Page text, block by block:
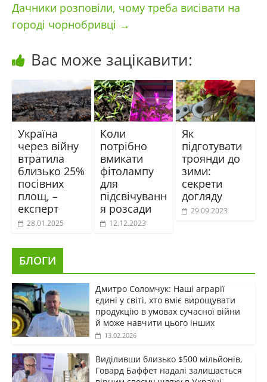
Дачники розповіли, чому треба висівати на
городі чорнобривці →
Вас може зацікавити:
Україна
через війну
втратила
близько 25%
посівних
площ, –
експерт
28.01.2025
Коли
потрібно
вмикати
фітолампу
для
підсвічуванн
я розсади
12.12.2023
Як
підготувати
троянди до
зими:
секрети
догляду
29.09.2023
БЛОГИ
Дмитро Соломчук: Наші аграрії
єдині у світі, хто вміє вирощувати
продукцію в умовах сучасної війни
й може навчити цього інших
13.02.2026
Виділивши близько $500 мільйонів,
Говард Баффет надалі залишається